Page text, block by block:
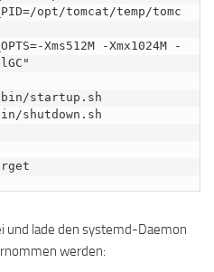
opt/tomcat/temp/tomc
Xms512M -Xmx1024M -
bin/startup.sh
shutdown.sh
und lade den systemd-Daemon
werden: